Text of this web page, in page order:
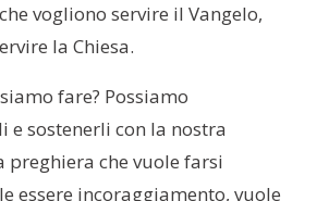
vogliono servire il Vangelo,
la Chiesa.
fare? Possiamo
e sostenerli con la nostra
preghiera che vuole farsi
essere incoraggiamento, vuole